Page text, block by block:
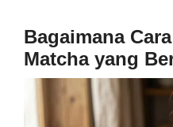
Bagaimana
Matcha yang